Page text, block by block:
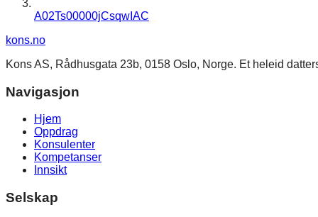
A02Ts00000jCsqwIAC
kons.no
Kons AS, Rådhusgata 23b, 0158 Oslo, Norge. Et heleid
Navigasjon
Hjem
Oppdrag
Konsulenter
Kompetanser
Innsikt
Selskap